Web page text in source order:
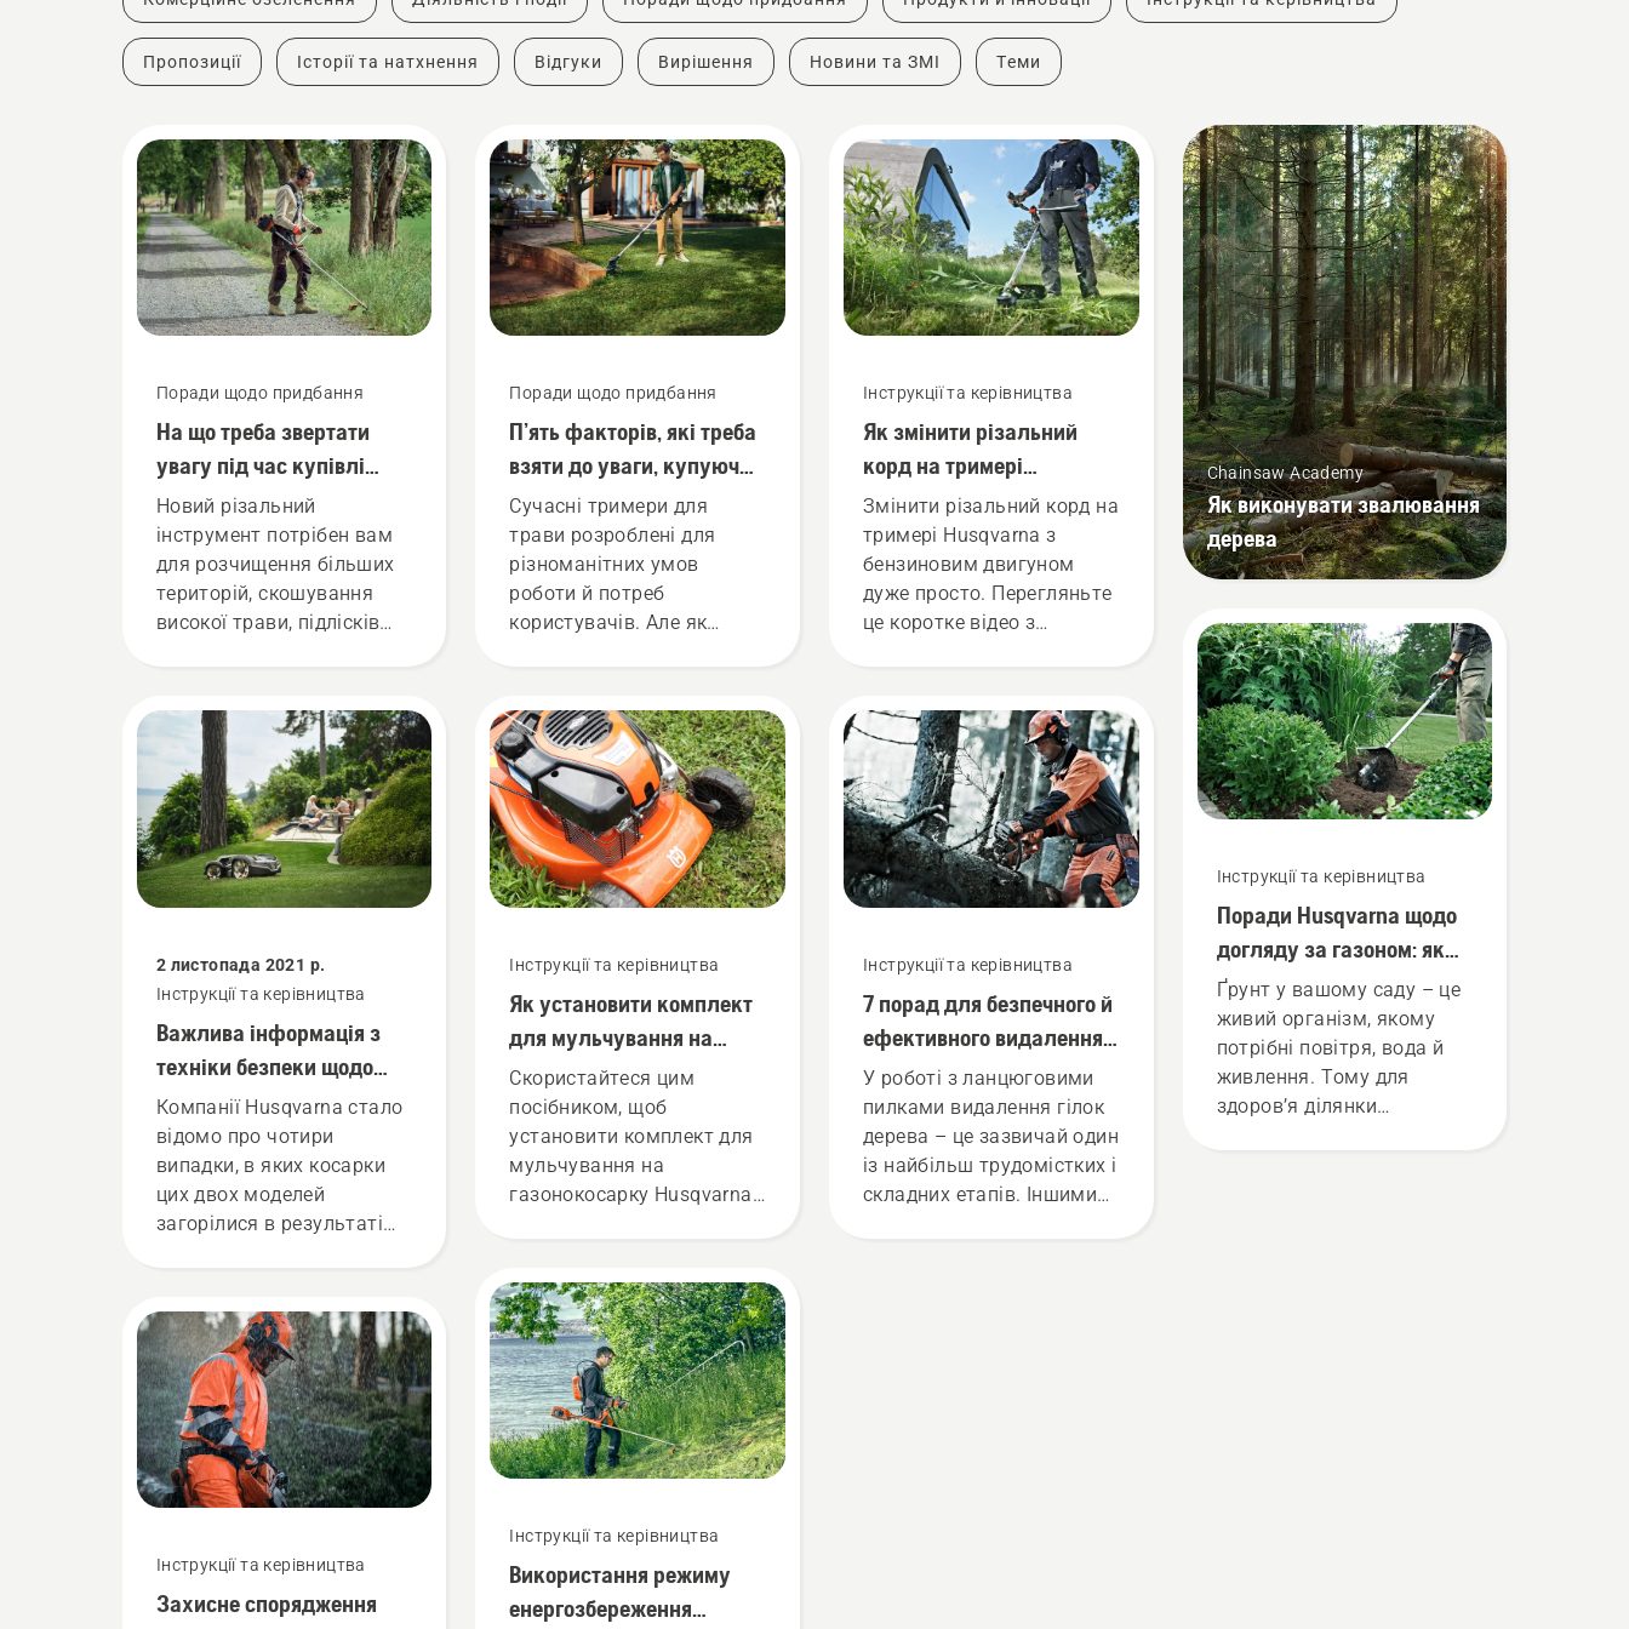
Пропозиції Історії та натхнення Відгуки Вирішення Новини та ЗМІ Теми
Поради щодо придбання
На що треба звертати
увагу під час купівлі
кущоріза
Новий різальний
інструмент потрібен вам
для розчищення більших
територій, скошування
високої трави, підлісків
треба взяти до ваги перед
придбанням кущоріза.
2 листопада 2021 р.
Інструкції та керівництва
Важлива інформація з
техніки безпеки щодо
Automower® 435X AWD
та Automower®535X AWD
Компанії Husqvarna стало
відомо про чотири
випадки, в яких косарки
цих двох моделей
загорілися в результаті
було зафіксовано.
Інструкції та керівництва
Захисне спорядження
Поради щодо придбання
П’ять факторів, які треба
взяти до уваги, купуючи
тример для трави у
2023 році
Сучасні тримери для
трави розроблені для
різноманітних умов
роботи й потреб
користувачів. Але як
своїх потреб? Ось кілька
важливих питань,
відповіді на які
допоможуть вам
прийняти правильне
рішення.
Інструкції та керівництва
Як установити комплект
для мульчування на
газонокосарку Husqvarna
Скористайтеся цим
посібником, щоб
установити комплект для
мульчування на
газонокосарку Husqvarna.
рукавичками та/або
обмотайте леза цупкою
тканиною.
Інструкції та керівництва
Використання режиму
енергозбереження
Інструкції та керівництва
Як змінити різальний
корд на тримері
Husqvarna з бензиновим
двигуном
Змінити різальний корд на
тримері Husqvarna з
бензиновим двигуном
дуже просто. Перегляньте
це коротке відео з
як змінити нейлоновий
корд на тримері
Husqvarna.
Інструкції та керівництва
7 порад для безпечного й
ефективного видалення
гілок
У роботі з ланцюговими
пилками видалення гілок
дерева – це зазвичай один
із найбільш трудомістких і
складних етапів. Іншими
Chainsaw Academy
Як виконувати звалювання
дерева
Інструкції та керівництва
Поради Husqvarna щодо
догляду за газоном: як
обробляти ґрунт
Ґрунт у вашому саду – це
живий організм, якому
потрібні повітря, вода й
живлення. Тому для
здоров’я ділянки